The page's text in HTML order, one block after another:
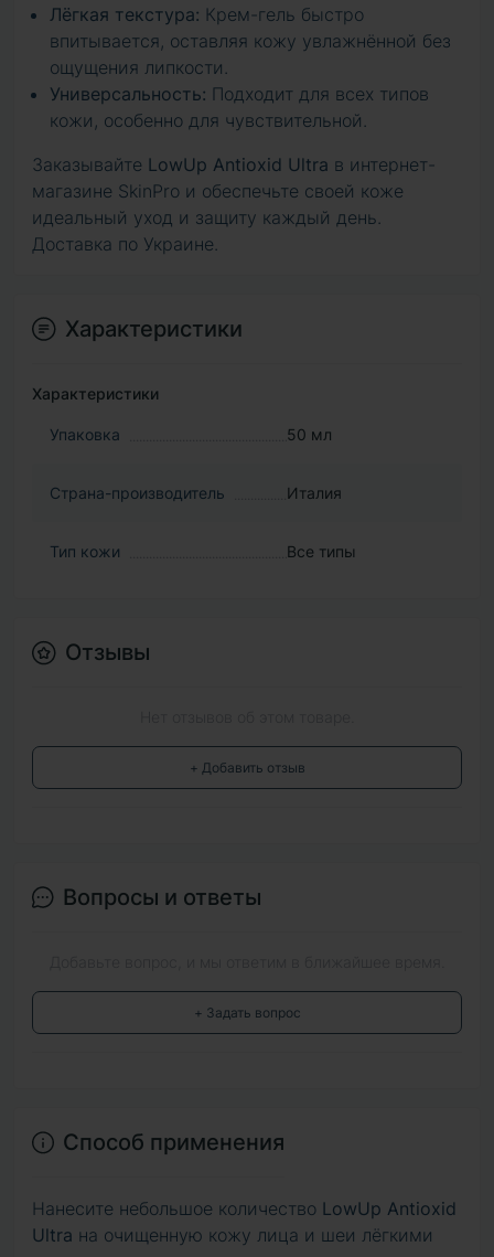
Лёгкая текстура: Крем-гель быстро
впитывается, оставляя кожу увлажнённой без
ощущения липкости.
Универсальность: Подходит для всех типов
кожи, особенно для чувствительной.
Заказывайте LowUp Antioxid Ultra в интернет-
магазине SkinPro и обеспечьте своей коже
идеальный уход и защиту каждый день.
Доставка по Украине.
Характеристики
Характеристики
Упаковка 50 мл
Страна-производитель Италия
Тип кожи Все типы
Отзывы
+ Добавить отзыв
Вопросы и ответы
+ Задать вопрос
Способ применения
Нанесите небольшое количество LowUp Antioxid
Ultra на очищенную кожу лица и шеи лёгкими